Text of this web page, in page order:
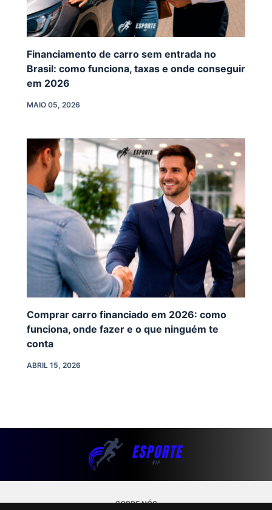
Financiamento de carro sem entrada no
Brasil: como funciona, taxas e onde conseguir
em 2026
MAIO 05, 2026
Comprar carro financiado em 2026: como
funciona, onde fazer e o que ninguém te
conta
ABRIL 15, 2026
SOBRE NÓS